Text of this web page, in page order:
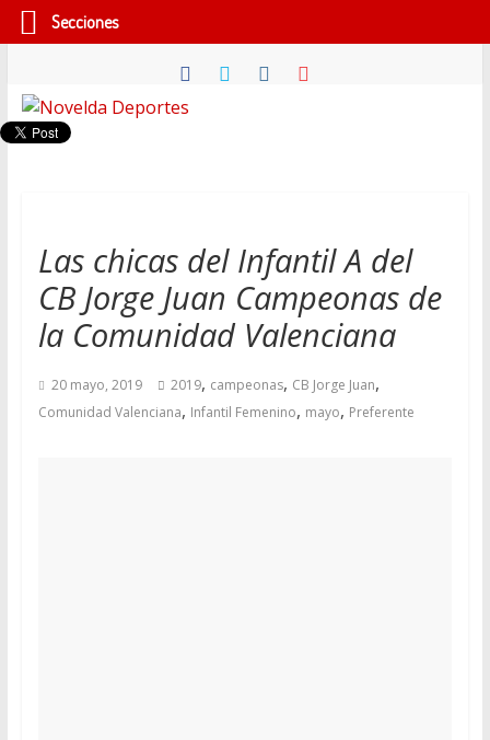
contenido
Novelda
Pasión
por
nuestro
deporte
Las chicas del Infantil A del
CB Jorge Juan Campeonas de
la Comunidad Valenciana
20 mayo, 2019 2019, campeonas, CB Jorge Juan,
Comunidad Valenciana, Infantil Femenino, mayo, Preferente
Secciones